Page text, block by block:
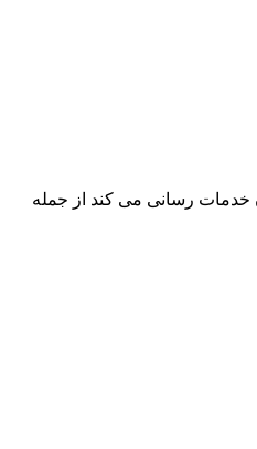
خدمات رسانی می کند از جمله